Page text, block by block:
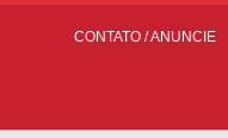
CONTATO /ANUNCIE